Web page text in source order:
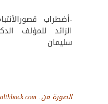
-أضطراب
الزائد للمؤلف
سليمان
الصورة من: brainhealthback.com